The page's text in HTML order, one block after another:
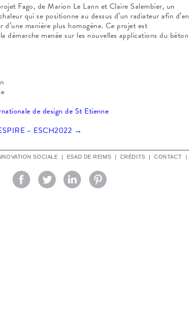
Fago, de Marion Le Lann et Claire Salembier, un
qui se positionne au dessus d’un radiateur afin d’en
d’une manière plus homogène. Ce projet est
démarche menée sur les nouvelles applications du béton
de design de St Etienne
– ESCH2022 →
SOCIALE | ESAD DE REIMS | CRÉDITS | CONTACT |